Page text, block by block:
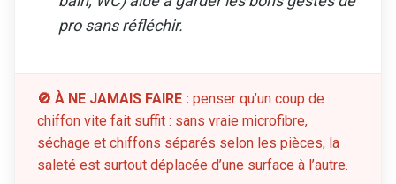
pro sans réfléchir.
🚫 À NE JAMAIS FAIRE : penser qu’un coup de
chiffon vite fait suffit : sans vraie microfibre,
séchage et chiffons séparés selon les pièces, la
saleté est surtout déplacée d’une surface à l’autre.